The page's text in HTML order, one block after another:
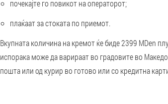
почекајте го повикот на операторот;
плаќаат за стоката по приемот.
Вкупната количина на кремот ќе биде 2399 MDen
испорака може да варираат во градовите во
пошта или од курир во готово или со кредитна